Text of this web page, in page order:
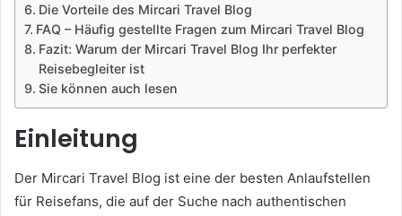
Die Vorteile des Mircari Travel Blog
FAQ – Häufig gestellte Fragen zum Mircari Travel Blog
Fazit: Warum der Mircari Travel Blog Ihr perfekter
Reisebegleiter ist
Sie können auch lesen
Einleitung
Der Mircari Travel Blog ist eine der besten Anlaufstellen
für Reisefans, die auf der Suche nach authentischen